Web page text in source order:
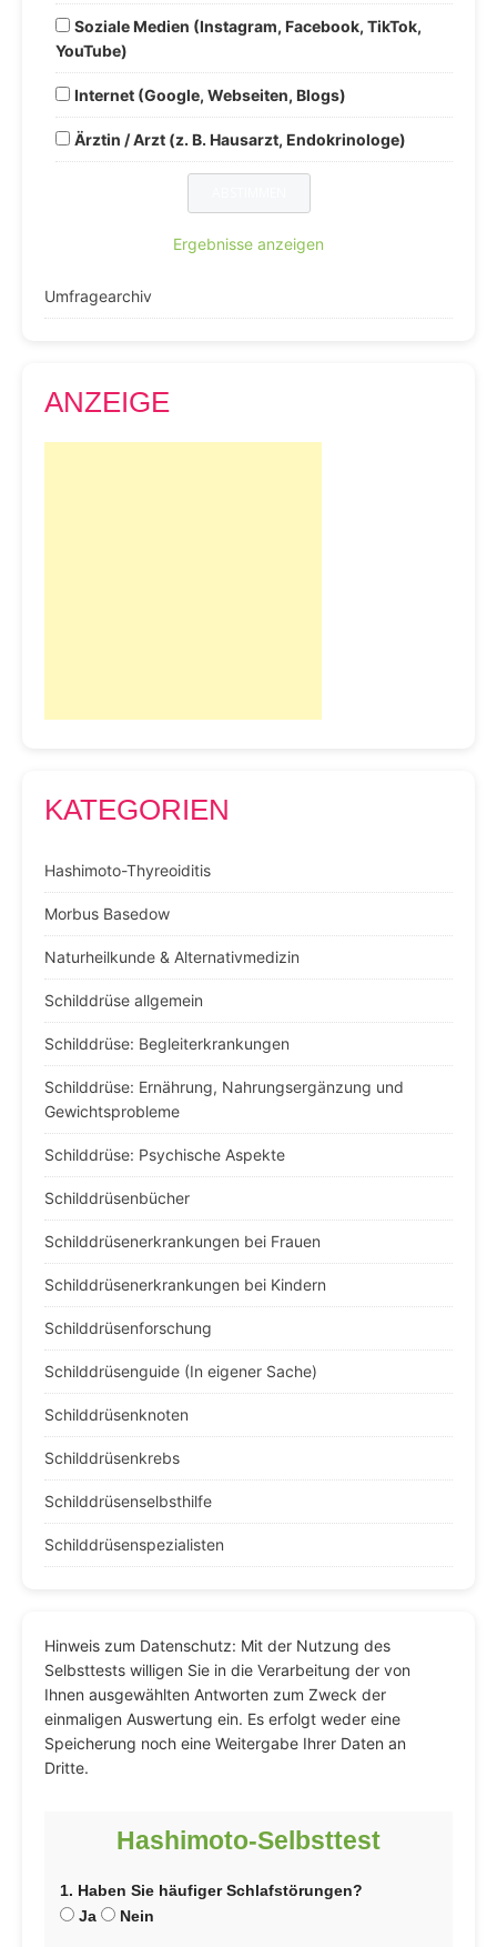
Soziale Medien (Instagram, Facebook, TikTok,
YouTube)
Internet (Google, Webseiten, Blogs)
Ärztin / Arzt (z. B. Hausarzt, Endokrinologe)
Ergebnisse anzeigen
Umfragearchiv
ANZEIGE
KATEGORIEN
Hashimoto-Thyreoiditis
Morbus Basedow
Naturheilkunde & Alternativmedizin
Schilddrüse allgemein
Schilddrüse: Begleiterkrankungen
Schilddrüse: Ernährung, Nahrungsergänzung und
Gewichtsprobleme
Schilddrüse: Psychische Aspekte
Schilddrüsenbücher
Schilddrüsenerkrankungen bei Frauen
Schilddrüsenerkrankungen bei Kindern
Schilddrüsenforschung
Schilddrüsenguide (In eigener Sache)
Schilddrüsenknoten
Schilddrüsenkrebs
Schilddrüsenselbsthilfe
Schilddrüsenspezialisten
Hinweis zum Datenschutz: Mit der Nutzung des
Selbsttests willigen Sie in die Verarbeitung der von
Ihnen ausgewählten Antworten zum Zweck der
einmaligen Auswertung ein. Es erfolgt weder eine
Speicherung noch eine Weitergabe Ihrer Daten an
Dritte.
Hashimoto-Selbsttest
1. Haben Sie häufiger Schlafstörungen?
Ja
Nein